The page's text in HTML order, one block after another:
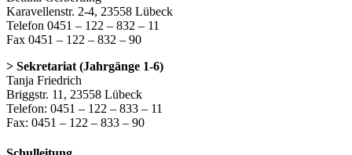
Karavellenstr. 2-4, 23558 Lübeck
Telefon 0451 – 122 – 832 – 11
Fax 0451 – 122 – 832 – 90
> Sekretariat (Jahrgänge 1-6)
Tanja Friedrich
Briggstr. 11, 23558 Lübeck
Telefon: 0451 – 122 – 833 – 11
Fax: 0451 – 122 – 833 – 90